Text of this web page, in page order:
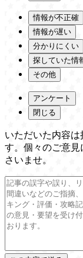
情報が不正確
情報が遅い
分かりにくい
探していた情
その他
アンケート
閉じる
いただいた内容
す。個々のご意
さいませ。